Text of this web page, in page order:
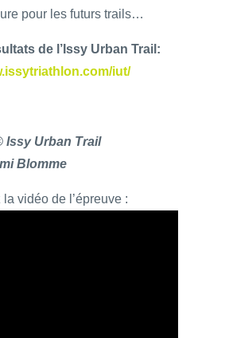
pour les futurs trails…
de l’Issy Urban Trail:
iut/
Issy Urban Trail
Blomme
vidéo de l’épreuve :